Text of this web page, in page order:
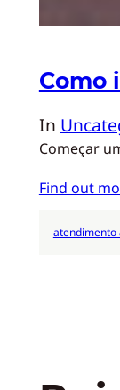
Como
In
Começar
Find out
atendimento